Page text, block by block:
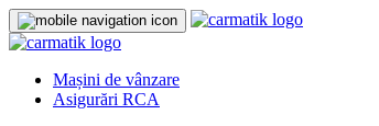
Mașini de vânzare
Asigurări RCA